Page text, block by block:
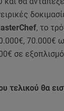
, το
70.000€
σε
τελικού θα